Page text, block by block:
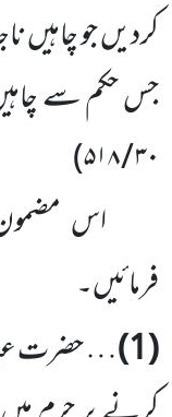
کردیں جو چاہیں
جس حکم سے
۳۰ / ۵۱۸
)
اس مضمون
فرمائیں۔
(1) … حضرت